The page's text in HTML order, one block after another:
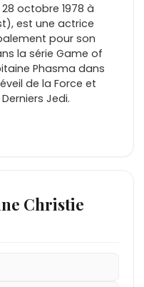
octobre 1978 à
est une actrice
pour son
la série Game of
Phasma dans
de la Force et
Jedi.
Christie